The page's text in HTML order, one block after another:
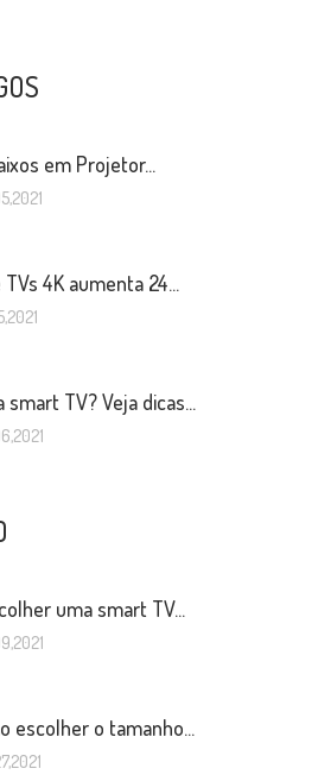
em Projetor...
4K aumenta 24...
smart TV? Veja dicas...
uma smart TV...
escolher o tamanho...